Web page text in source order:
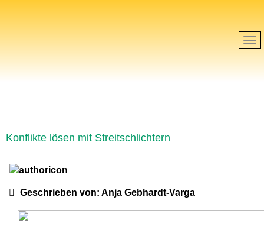
Konflikte lösen mit Streitschlichtern
Geschrieben von: Anja Gebhardt-Varga